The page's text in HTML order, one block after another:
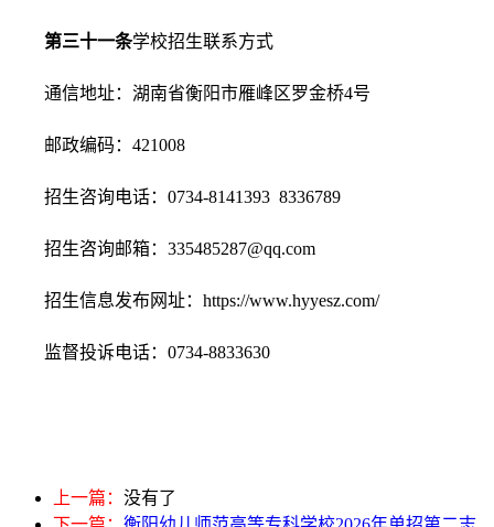
第三十一条学校招生联系方式
通信地址：湖南省衡阳市雁峰区罗金桥4号
邮政编码：421008
招生咨询电话：0734-8141393 8336789
招生咨询邮箱：335485287@qq.com
招生信息发布网址：https://www.hyyesz.com/
监督投诉电话：0734-8833630
上一篇： 没有了